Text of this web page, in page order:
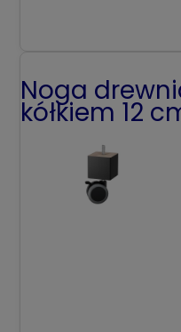
Noga
kółkiem 12